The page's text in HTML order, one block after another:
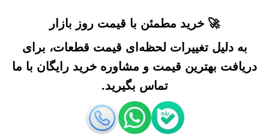
🚀 خرید مطمئن با قیمت روز بازار
به دلیل تغییرات لحظه‌ای قیمت قطعات، برای
دریافت بهترین قیمت و مشاوره خرید رایگان با ما
تماس بگیرید.